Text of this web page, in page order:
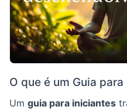
O que é um Guia
Um guia para iniciantes